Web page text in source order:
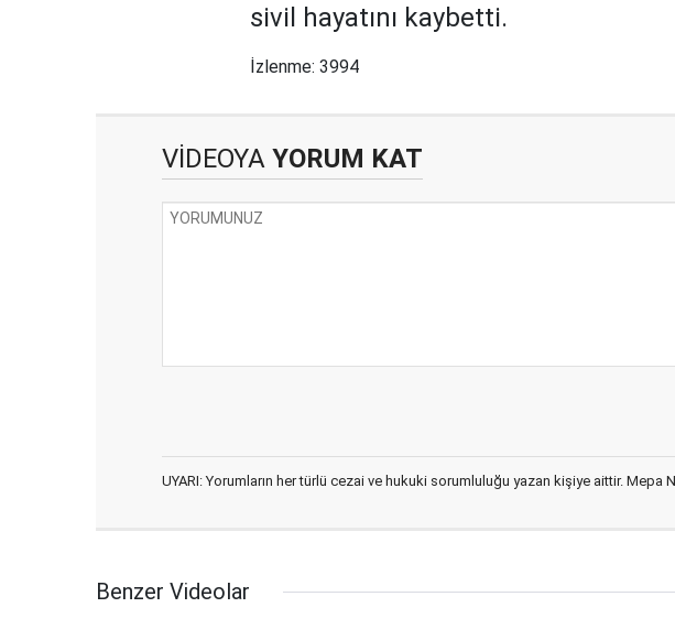
sivil hayatını kaybetti.
İzlenme: 3994
VİDEOYA YORUM KAT
UYARI: Yorumların her türlü cezai ve hukuki sorumluluğu yazan kişiye aittir.
Benzer Videolar